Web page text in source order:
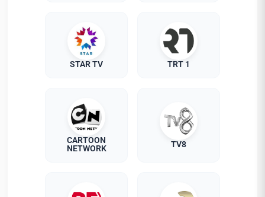
STAR TV TRT 1
CARTOON
NETWORK
TV8